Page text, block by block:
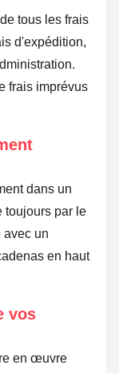
tous les frais
d'expédition,
frais imprévus
dans un
toujours par le
avec un
en haut
vos
en œuvre